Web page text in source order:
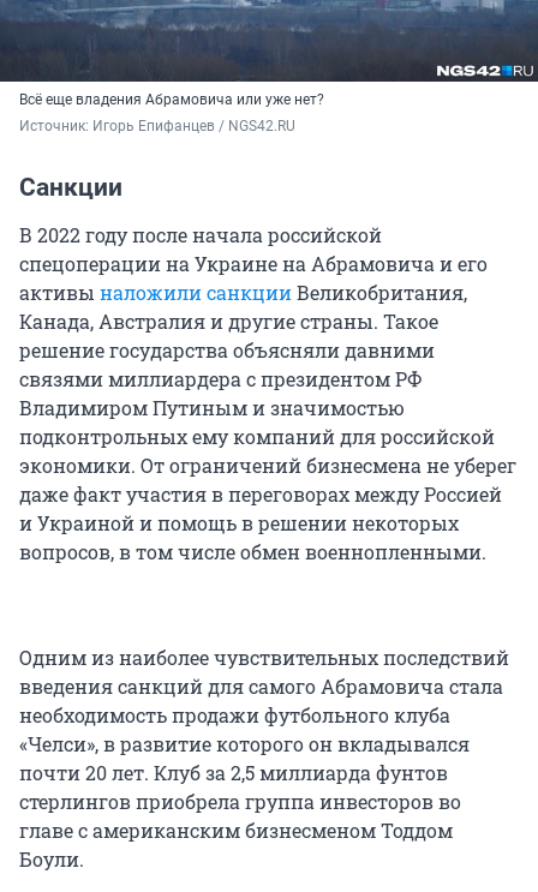
Всё еще владения Абрамовича или уже нет?
Источник: Игорь Епифанцев / NGS42.RU
Санкции
В 2022 году после начала российской
спецоперации на Украине на Абрамовича и его
активы наложили санкцииВеликобритания,
Канада, Австралия и другие страны. Такое
решение государства объясняли давними
связями миллиардера с президентом РФ
Владимиром Путиным и значимостью
подконтрольных ему компаний для российской
экономики. От ограничений бизнесмена не уберег
даже факт участия в переговорах между Россией
и Украиной и помощь в решении некоторых
вопросов, в том числе обмен военнопленными.
Одним из наиболее чувствительных последствий
введения санкций для самого Абрамовича стала
необходимость продажи футбольного клуба
«Челси», в развитие которого он вкладывался
почти 20 лет. Клуб за 2,5 миллиарда фунтов
стерлингов приобрела группа инвесторов во
главе с американским бизнесменом Тоддом
Боули.